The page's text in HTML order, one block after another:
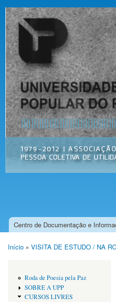
Universidade
Popular do
Porto
Associação
Cultural
Menu principal
Centro de Documentação e
Início » VISITA DE ESTUDO / NA
Roda de Poesia pela Paz
SOBRE A UPP
CURSOS LIVRES